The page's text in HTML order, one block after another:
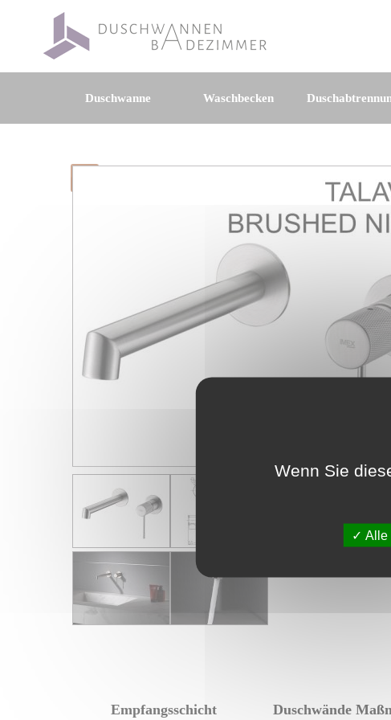
Duschwanne Waschbecken
Empfangsschicht
Duschwände
Wenn Sie
Alle